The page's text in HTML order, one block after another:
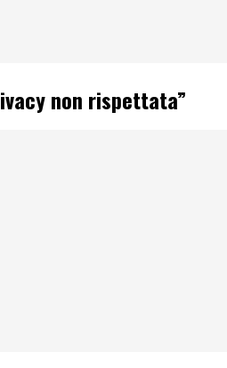
non rispettata”